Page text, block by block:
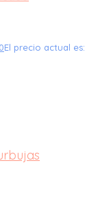
El precio actual es: